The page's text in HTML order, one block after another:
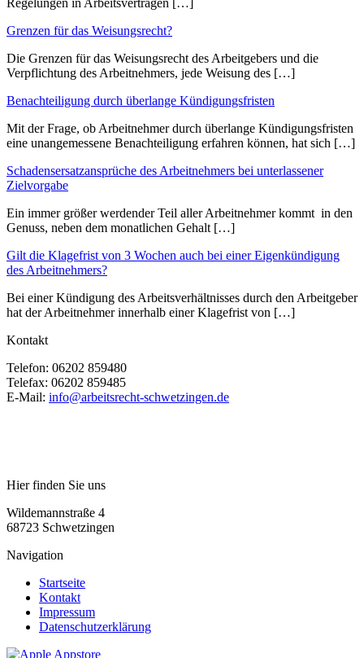
Grenzen für das Weisungsrecht?
Die Grenzen für das Weisungsrecht des Arbeitgebers und die
Verpflichtung des Arbeitnehmers, jede Weisung des […]
Benachteiligung durch überlange Kündigungsfristen
Mit der Frage, ob Arbeitnehmer durch überlange Kündigungsfristen
eine unangemessene Benachteiligung erfahren können, hat sich […]
Schadensersatzansprüche des Arbeitnehmers bei unterlassener
Zielvorgabe
Ein immer größer werdender Teil aller Arbeitnehmer kommt in den
Genuss, neben dem monatlichen Gehalt […]
Gilt die Klagefrist von 3 Wochen auch bei einer Eigenkündigung
des Arbeitnehmers?
Bei einer Kündigung des Arbeitsverhältnisses durch den Arbeitgeber
hat der Arbeitnehmer innerhalb einer Klagefrist von […]
Kontakt
Telefon: 06202 859480
Telefax: 06202 859485
E-Mail: info@arbeitsrecht-schwetzingen.de
Hier finden Sie uns
Wildemannstraße 4
68723 Schwetzingen
Navigation
Startseite
Kontakt
Impressum
Datenschutzerklärung